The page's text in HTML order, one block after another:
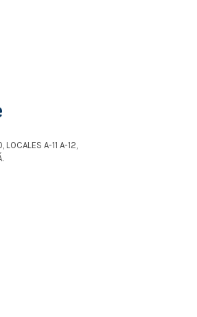
LOCALES A-11 A-12,